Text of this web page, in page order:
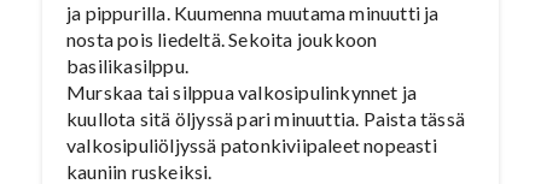
ja pippurilla. Kuumenna muutama minuutti ja
nosta pois liedeltä. Sekoita joukkoon
basilikasilppu.
Murskaa tai silppua valkosipulinkynnet ja
kuullota sitä öljyssä pari minuuttia. Paista tässä
valkosipuliöljyssä patonkiviipaleet nopeasti
kauniin ruskeiksi.